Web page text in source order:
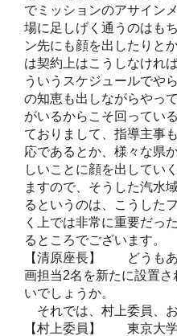
でミッションのアサイン
場に足しげく通うのはも
ン先にも顔を出したりと
は契約上はこうしなけれ
ういうスケジュールでや
の知恵も出しながらやっ
がいるからこそ回ってい
ておりまして、指導主事
応であるとか、様々な県
しいことに顔を出してい
ますので、そうした汽水
るというのは、こうした
く上では非常に重要だっ
るところでございます。
【清原座長】 どうもあ
画担当2名を新たに設置
いでしょうか。
それでは、村上委員、お
【村上委員】 東京大学